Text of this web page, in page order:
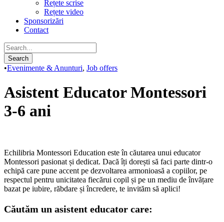
Rețete scrise
Rețete video
Sponsorizări
Contact
•Evenimente & Anunturi, Job offers
Asistent Educator Montessori
3-6 ani
Echilibria Montessori Education este în căutarea unui educator
Montessori pasionat și dedicat. Dacă îți dorești să faci parte dintr-o
echipă care pune accent pe dezvoltarea armonioasă a copiilor, pe
respectul pentru unicitatea fiecărui copil și pe un mediu de învățare
bazat pe iubire, răbdare și încredere, te invităm să aplici!
Căutăm un asistent educator care: